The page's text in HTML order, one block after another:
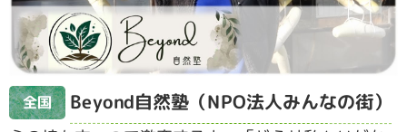
全国 Beyond自然塾（NPO法人みんなの街）